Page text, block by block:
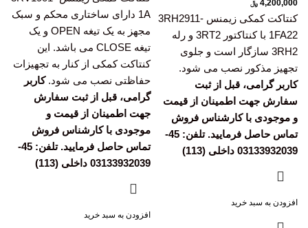
4,200,000 ﷼
کنتاکت کمکی زیمنس 3RH2911-
1FA22 با کنتاکتور 3RT2 و رله
3RH2 سازگار است و جلوی
تجهیز مذکور نصب می شود.
کاربر گرامی، قبل از ثبت
سفارش جهت اطمینان از قیمت
و موجودی با کارشناس فروش
تماس حاصل فرمایید. تلفن: 45-
03133932039 داخلی (113)
افزودن به سبد خرید
1A دارای ساختاری محکم و سبک
مجهز به یک تیغه OPEN و یک
تیغه CLOSE می باشد. این
کنتاکت کمکی از کنار به تجهیزات
حفاظتی نصب می شود.کاربر
گرامی، قبل از ثبت سفارش
جهت اطمینان از قیمت و
موجودی با کارشناس فروش
تماس حاصل فرمایید. تلفن: 45-
03133932039 داخلی (113)
افزودن به سبد خرید